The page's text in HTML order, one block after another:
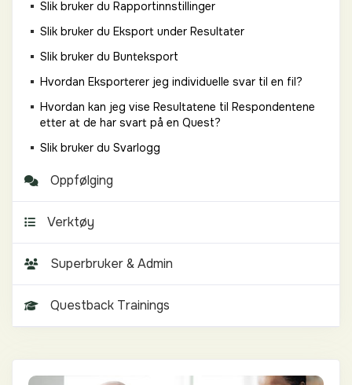
Slik bruker du Rapportinnstillinger
Slik bruker du Eksport under Resultater
Slik bruker du Bunteksport
Hvordan Eksporterer jeg individuelle svar til en fil?
Hvordan kan jeg vise Resultatene til Respondentene
etter at de har svart på en Quest?
Slik bruker du Svarlogg
Oppfølging
Verktøy
Superbruker & Admin
Questback Trainings